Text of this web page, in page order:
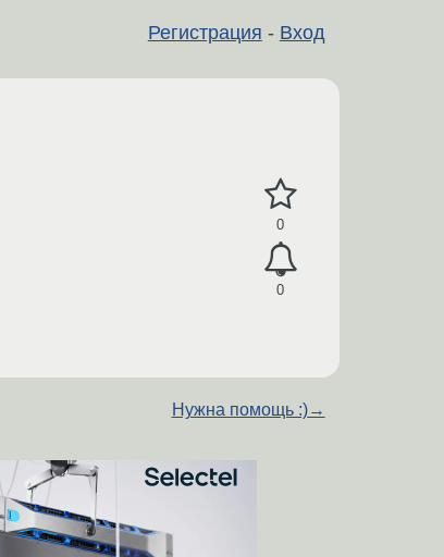
Регистрация - Вход
0
0
Нужна помощь :)→